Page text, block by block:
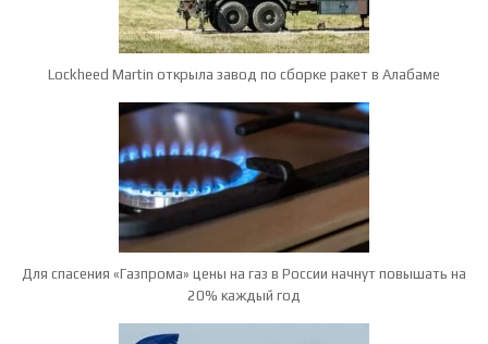
Lockheed Martin открыла завод по сборке ракет в Алабаме
Для спасения «Газпрома» цены на газ в России начнут повышать на
20% каждый год